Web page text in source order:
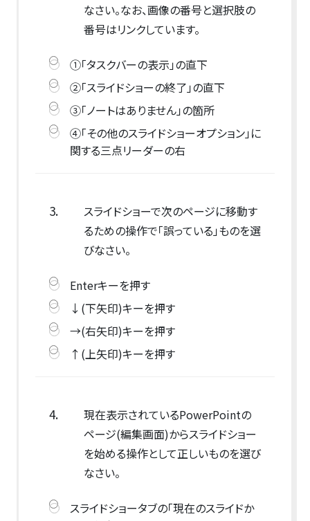
なさい。なお、画像の番号と選択肢の
番号はリンクしています。
①「タスクバーの表示」の直下
②「スライドショーの終了」の直下
③「ノートはありません」の箇所
④「その他のスライドショーオプション」に
関する三点リーダーの右
3.
スライドショーで次のページに移動す
るための操作で「誤っている」ものを選
びなさい。
Enterキーを押す
↓(下矢印)キーを押す
→(右矢印)キーを押す
↑(上矢印)キーを押す
4.
現在表示されているPowerPointの
ページ(編集画面)からスライドショー
を始める操作として正しいものを選び
なさい。
スライドショータブの「現在のスライドか